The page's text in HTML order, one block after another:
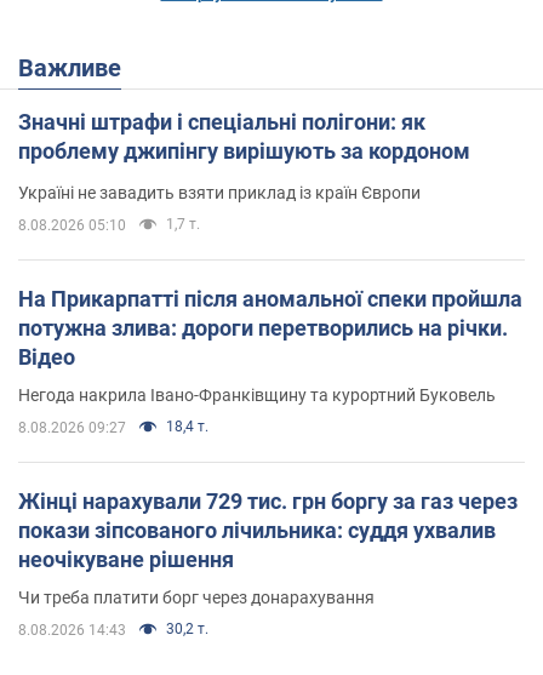
Важливе
Значні штрафи і спеціальні полігони: як
проблему джипінгу вирішують за кордоном
Україні не завадить взяти приклад із країн Європи
8.08.2026 05:10 1,7 т.
На Прикарпатті після аномальної спеки пройшла
потужна злива: дороги перетворились на річки.
Відео
Негода накрила Івано-Франківщину та курортний Буковель
8.08.2026 09:27 18,4 т.
Жінці нарахували 729 тис. грн боргу за газ через
покази зіпсованого лічильника: суддя ухвалив
неочікуване рішення
Чи треба платити борг через донарахування
8.08.2026 14:43 30,2 т.